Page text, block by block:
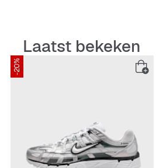
Laatst bekeken
-20%